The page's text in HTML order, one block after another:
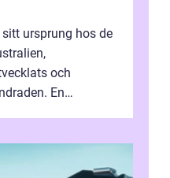
ursprung hos de
och
En